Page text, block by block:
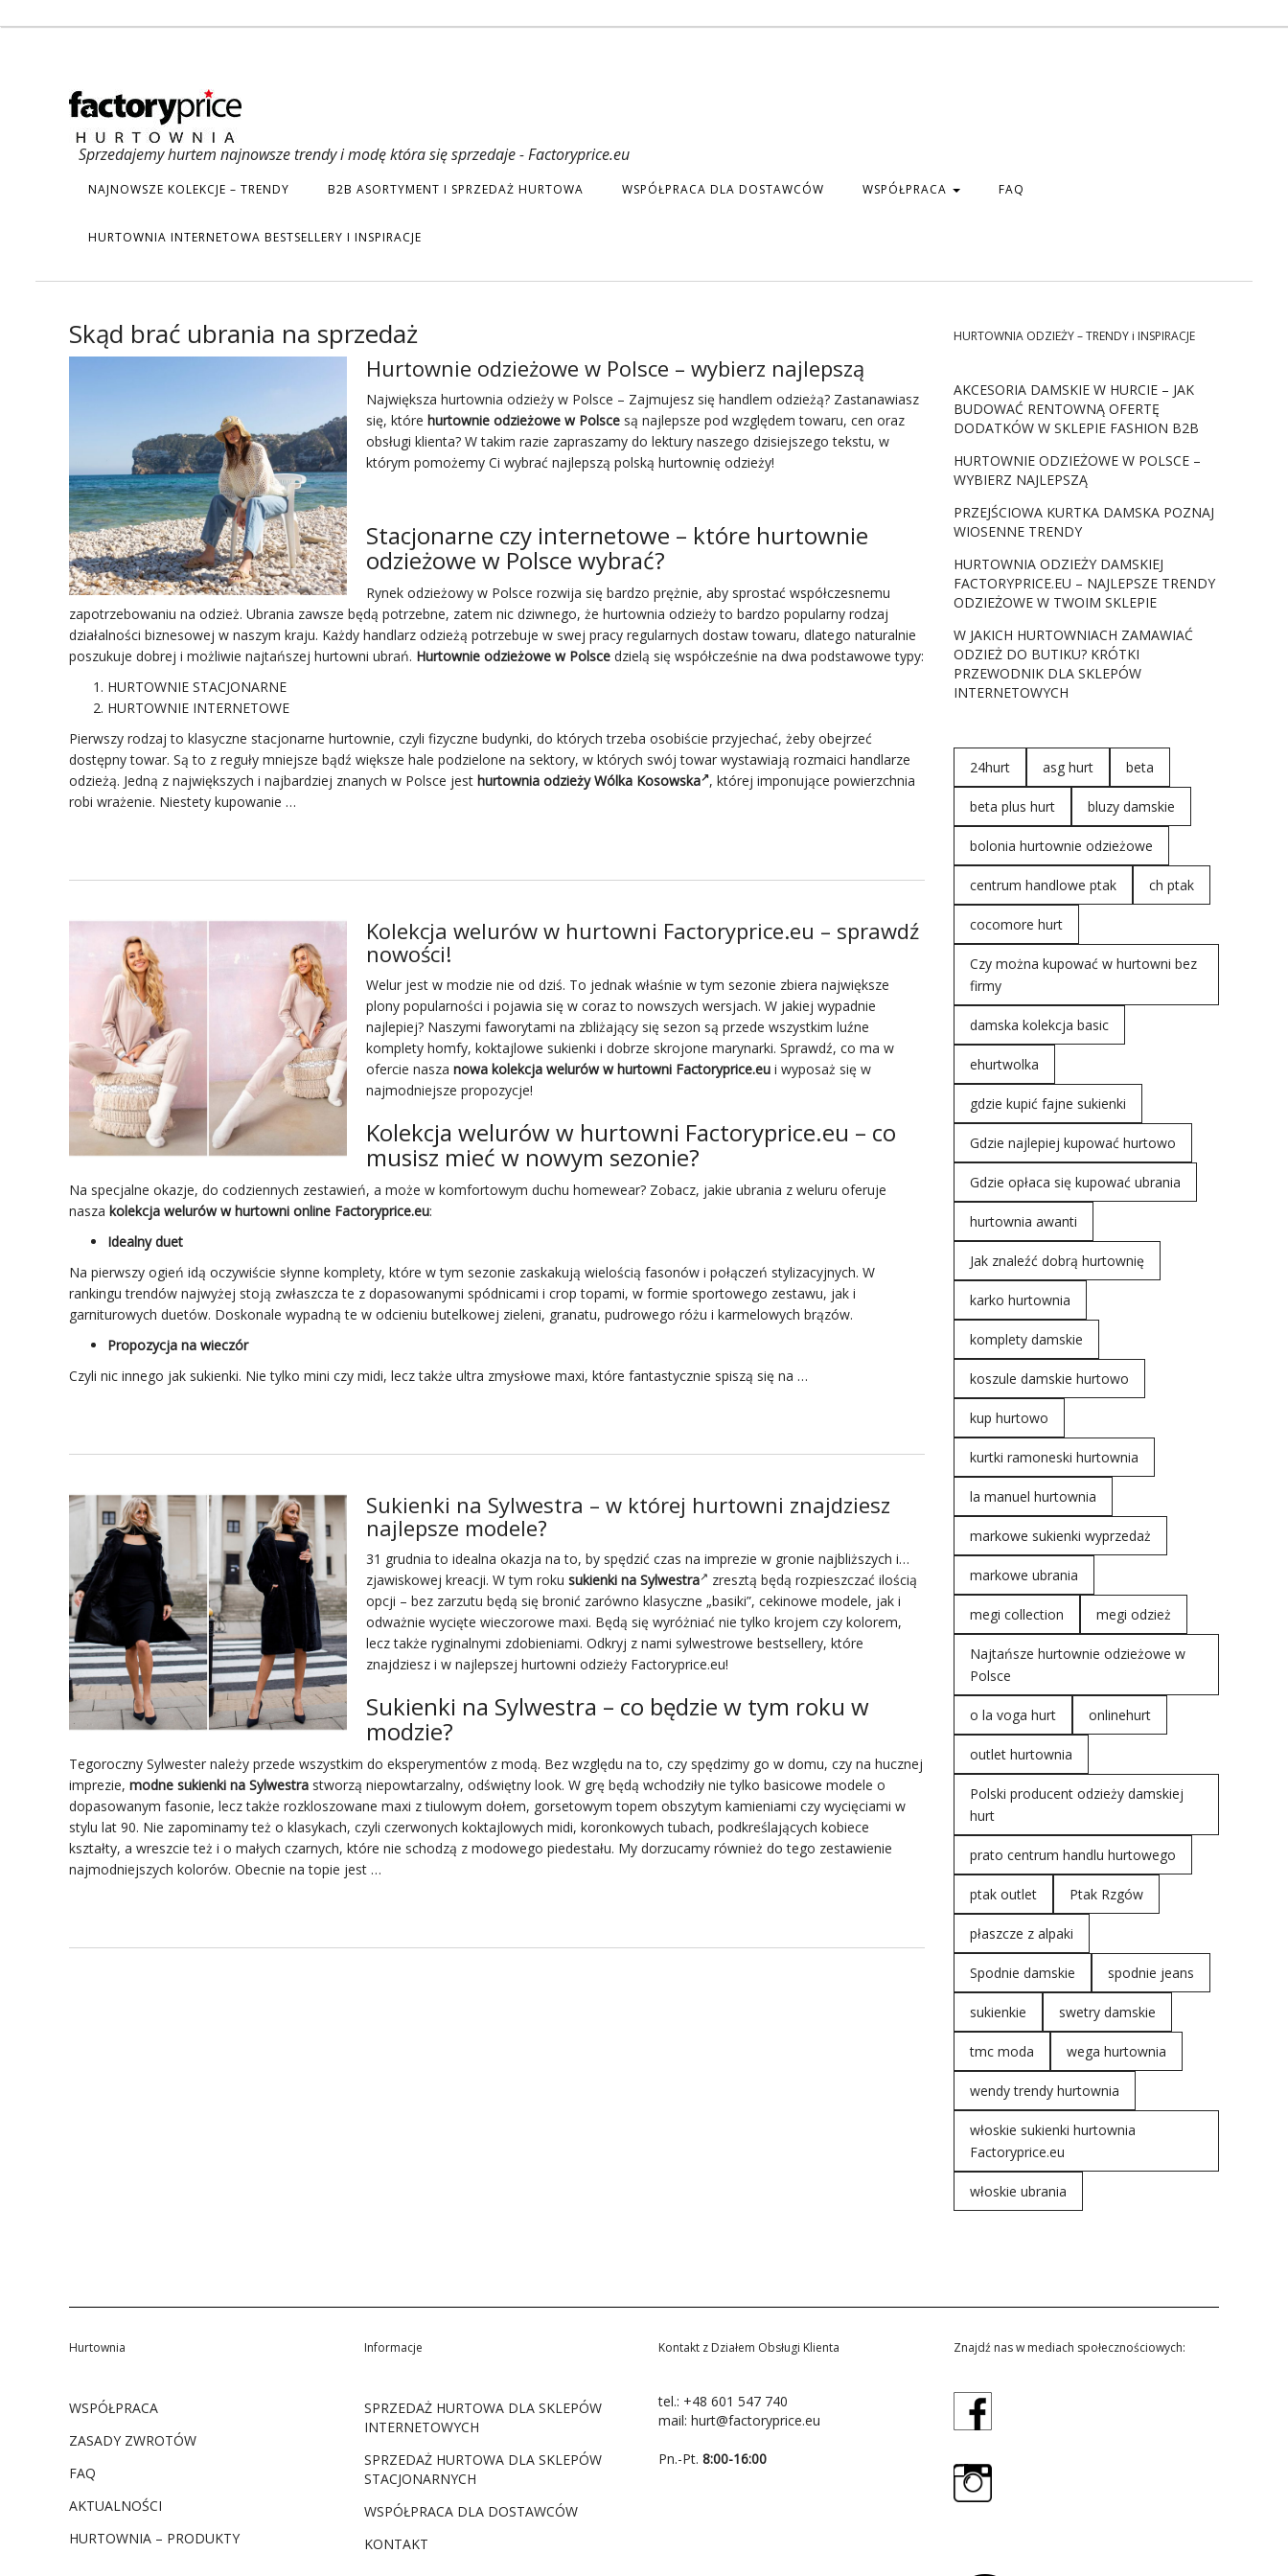
Sprzedajemy hurtem najnowsze trendy i modę która się sprzedaje - Factoryprice.eu
NAJNOWSZE KOLEKCJE – TRENDY B2B ASORTYMENT I SPRZEDAŻ HURTOWA WSPÓŁPRACA DLA DOSTAWCÓW WSPÓŁPRACA FAQ
HURTOWNIA INTERNETOWA BESTSELLERY I INSPIRACJE
Skąd brać ubrania na sprzedaż
Hurtownie odzieżowe w Polsce – wybierz najlepszą
Największa hurtownia odzieży w Polsce – Zajmujesz się handlem odzieżą? Zastanawiasz
się, które hurtownie odzieżowe w Polsce są najlepsze pod względem towaru, cen oraz
obsługi klienta? W takim razie zapraszamy do lektury naszego dzisiejszego tekstu, w
którym pomożemy Ci wybrać najlepszą polską hurtownię odzieży!
Stacjonarne czy internetowe – które hurtownie
odzieżowe w Polsce wybrać?
Rynek odzieżowy w Polsce rozwija się bardzo prężnie, aby sprostać współczesnemu
zapotrzebowaniu na odzież. Ubrania zawsze będą potrzebne, zatem nic dziwnego, że hurtownia odzieży to bardzo popularny rodzaj
działalności biznesowej w naszym kraju. Każdy handlarz odzieżą potrzebuje w swej pracy regularnych dostaw towaru, dlatego naturalnie
poszukuje dobrej i możliwie najtańszej hurtowni ubrań. Hurtownie odzieżowe w Polsce dzielą się współcześnie na dwa podstawowe typy:
HURTOWNIE STACJONARNE
HURTOWNIE INTERNETOWE
Pierwszy rodzaj to klasyczne stacjonarne hurtownie, czyli fizyczne budynki, do których trzeba osobiście przyjechać, żeby obejrzeć
dostępny towar. Są to z reguły mniejsze bądź większe hale podzielone na sektory, w których swój towar wystawiają rozmaici handlarze
odzieżą. Jedną z największych i najbardziej znanych w Polsce jest hurtownia odzieżyWólka Kosowska , której imponujące powierzchnia
robi wrażenie. Niestety kupowanie …
Kolekcja welurów w hurtowni Factoryprice.eu – sprawdź
nowości!
Welur jest w modzie nie od dziś. To jednak właśnie w tym sezonie zbiera największe
plony popularności i pojawia się w coraz to nowszych wersjach. W jakiej wypadnie
najlepiej? Naszymi faworytami na zbliżający się sezon są przede wszystkim luźne
komplety homfy, koktajlowe sukienki i dobrze skrojone marynarki. Sprawdź, co ma w
ofercie nasza nowa kolekcja welurów w hurtowni Factoryprice.eu i wyposaż się w
najmodniejsze propozycje!
Kolekcja welurów w hurtowni Factoryprice.eu – co
musisz mieć w nowym sezonie?
Na specjalne okazje, do codziennych zestawień, a może w komfortowym duchu homewear? Zobacz, jakie ubrania z weluru oferuje
nasza kolekcja welurów w hurtowni online Factoryprice.eu:
Idealny duet
Na pierwszy ogień idą oczywiście słynne komplety, które w tym sezonie zaskakują wielością fasonów i połączeń stylizacyjnych. W
rankingu trendów najwyżej stoją zwłaszcza te z dopasowanymi spódnicami i crop topami, w formie sportowego zestawu, jak i
garniturowych duetów. Doskonale wypadną te w odcieniu butelkowej zieleni, granatu, pudrowego różu i karmelowych brązów.
Propozycja na wieczór
Czyli nic innego jak sukienki. Nie tylko mini czy midi, lecz także ultra zmysłowe maxi, które fantastycznie spiszą się na …
Sukienki na Sylwestra – w której hurtowni znajdziesz
najlepsze modele?
31 grudnia to idealna okazja na to, by spędzić czas na imprezie w gronie najbliższych i…
zjawiskowej kreacji. W tym roku sukienki na Sylwestra
zresztą będą rozpieszczać ilością
opcji – bez zarzutu będą się bronić zarówno klasyczne „basiki”, cekinowe modele, jak i
odważnie wycięte wieczorowe maxi. Będą się wyróżniać nie tylko krojem czy kolorem,
lecz także ryginalnymi zdobieniami. Odkryj z nami sylwestrowe bestsellery, które
znajdziesz i w najlepszej hurtowni odzieży Factoryprice.eu!
Sukienki na Sylwestra – co będzie w tym roku w
modzie?
Tegoroczny Sylwester należy przede wszystkim do eksperymentów z modą. Bez względu na to, czy spędzimy go w domu, czy na hucznej
imprezie, modne sukienki na Sylwestra stworzą niepowtarzalny, odświętny look. W grę będą wchodziły nie tylko basicowe modele o
dopasowanym fasonie, lecz także rozkloszowane maxi z tiulowym dołem, gorsetowym topem obszytym kamieniami czy wycięciami w
stylu lat 90. Nie zapominamy też o klasykach, czyli czerwonych koktajlowych midi, koronkowych tubach, podkreślających kobiece
kształty, a wreszcie też i o małych czarnych, które nie schodzą z modowego piedestału. My dorzucamy również do tego zestawienie
najmodniejszych kolorów. Obecnie na topie jest …
HURTOWNIA ODZIEŻY – TRENDY i INSPIRACJE
AKCESORIA DAMSKIE W HURCIE – JAK
BUDOWAĆ RENTOWNĄ OFERTĘ
DODATKÓW W SKLEPIE FASHION B2B
HURTOWNIE ODZIEŻOWE W POLSCE –
WYBIERZ NAJLEPSZĄ
PRZEJŚCIOWA KURTKA DAMSKA POZNAJ
WIOSENNE TRENDY
HURTOWNIA ODZIEŻY DAMSKIEJ
FACTORYPRICE.EU – NAJLEPSZE TRENDY
ODZIEŻOWE W TWOIM SKLEPIE
W JAKICH HURTOWNIACH ZAMAWIAĆ
ODZIEŻ DO BUTIKU? KRÓTKI
PRZEWODNIK DLA SKLEPÓW
INTERNETOWYCH
24hurt asg hurt beta
beta plus hurt bluzy damskie
bolonia hurtownie odzieżowe
centrum handlowe ptak ch ptak
cocomore hurt
Czy można kupować w hurtowni bez
firmy
damska kolekcja basic
ehurtwolka
gdzie kupić fajne sukienki
Gdzie najlepiej kupować hurtowo
Gdzie opłaca się kupować ubrania
hurtownia awanti
Jak znaleźć dobrą hurtownię
karko hurtownia
komplety damskie
koszule damskie hurtowo
kup hurtowo
kurtki ramoneski hurtownia
la manuel hurtownia
markowe sukienki wyprzedaż
markowe ubrania
megi collection megi odzież
Najtańsze hurtownie odzieżowe w
Polsce
o la voga hurt onlinehurt
outlet hurtownia
Polski producent odzieży damskiej
hurt
prato centrum handlu hurtowego
ptak outlet Ptak Rzgów
płaszcze z alpaki
Spodnie damskie spodnie jeans
sukienkie swetry damskie
tmc moda wega hurtownia
wendy trendy hurtownia
włoskie sukienki hurtownia
Factoryprice.eu
włoskie ubrania
Hurtownia
WSPÓŁPRACA
ZASADY ZWROTÓW
FAQ
AKTUALNOŚCI
HURTOWNIA – PRODUKTY
Informacje
SPRZEDAŻ HURTOWA DLA SKLEPÓW
INTERNETOWYCH
SPRZEDAŻ HURTOWA DLA SKLEPÓW
STACJONARNYCH
WSPÓŁPRACA DLA DOSTAWCÓW
KONTAKT
Kontakt z Działem Obsługi Klienta
tel.: +48 601 547 740
mail: hurt@factoryprice.eu
Pn.-Pt. 8:00-16:00
Znajdź nas w mediach społecznościowych: